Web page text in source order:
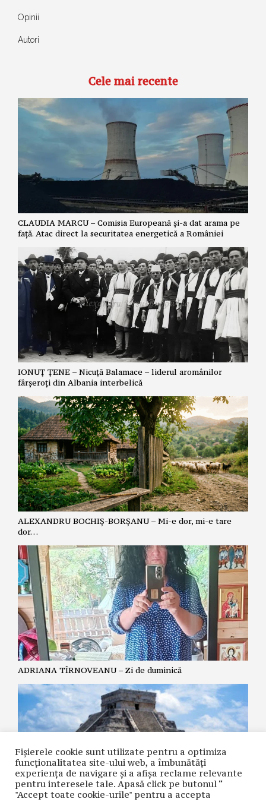
Opinii
Autori
Cele mai recente
CLAUDIA MARCU – Comisia Europeană și-a dat arama pe
față. Atac direct la securitatea energetică a României
IONUȚ ȚENE – Nicuță Balamace – liderul aromânilor
fârșeroți din Albania interbelică
ALEXANDRU BOCHIȘ-BORȘANU – Mi-e dor, mi-e tare
dor…
ADRIANA TÎRNOVEANU – Zi de duminică
Fișierele cookie sunt utilizate pentru a optimiza
funcţionalitatea site-ului web, a îmbunătăţi
experienţa de navigare şi a afişa reclame relevante
pentru interesele tale. Apasă click pe butonul “
"Accept toate cookie-urile" pentru a accepta